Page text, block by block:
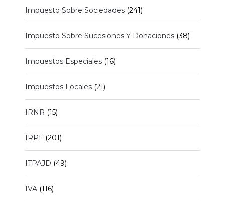
Impuesto Sobre Sociedades (241)
Impuesto Sobre Sucesiones Y Donaciones (38)
Impuestos Especiales (16)
Impuestos Locales (21)
IRNR (15)
IRPF (201)
ITPAJD (49)
IVA (116)